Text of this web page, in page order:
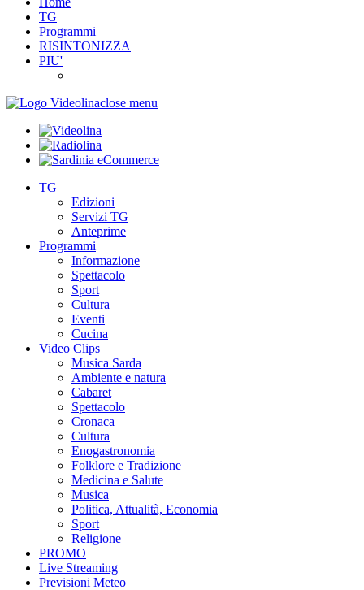
TG
Programmi
RISINTONIZZA
PIU'
close menu
TG
Edizioni
Servizi TG
Anteprime
Programmi
Informazione
Spettacolo
Sport
Cultura
Eventi
Cucina
Video Clips
Musica Sarda
Ambiente e natura
Cabaret
Spettacolo
Cronaca
Cultura
Enogastronomia
Folklore e Tradizione
Medicina e Salute
Musica
Politica, Attualità, Economia
Sport
Religione
PROMO
Live Streaming
Previsioni Meteo